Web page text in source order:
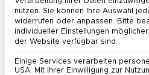
[cmplz-document
region=“eu“]
nutzen. Sie können Ihre Auswahl
widerrufen oder anpassen. Bitte
individueller Einstellungen
der Website verfügbar sind.
Einige Services verarbeiten
USA. Mit Ihrer Einwilligung zur